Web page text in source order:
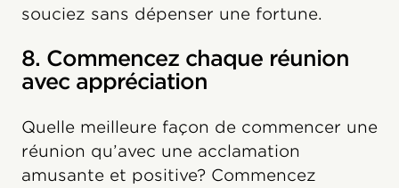
souciez sans dépenser une fortune.
8. Commencez chaque réunion
avec appréciation
Quelle meilleure façon de commencer une
réunion qu’avec une acclamation
amusante et positive? Commencez